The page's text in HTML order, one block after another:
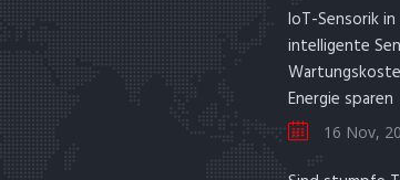
IoT-Sensorik
intelligente
Energie sparen
16 Nov,